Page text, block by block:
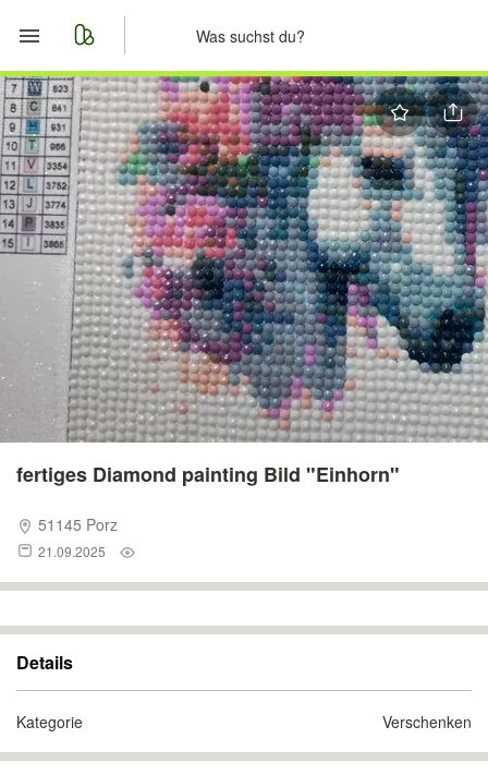
Start
Merkliste
Nachrichten
Anzeige aufgeben
fertiges Diamond painting Bild "Einhorn"
51145 Porz
21.09.2025
Details
Kategorie Verschenken